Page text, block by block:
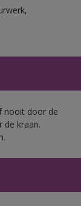
nooit door de
de kraan.